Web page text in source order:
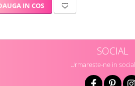
IN COS
SOCIAL
Urmareste-ne in